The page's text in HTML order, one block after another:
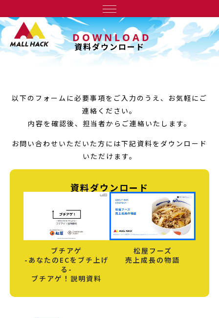
DOWNLOAD
資料ダウンロード
以下のフォームに必要事項をご入力のうえ、お気軽にご
連絡ください。
内容を確認後、担当者からご連絡いたします。
お問い合わせいただいた方には下記資料をダウンロード
いただけます。
資料ダウンロード
ブチアゲ
-あなたのECをブチ上げ
る-
ブチアゲ！説明資料
松屋フーズ
売上成長の物語